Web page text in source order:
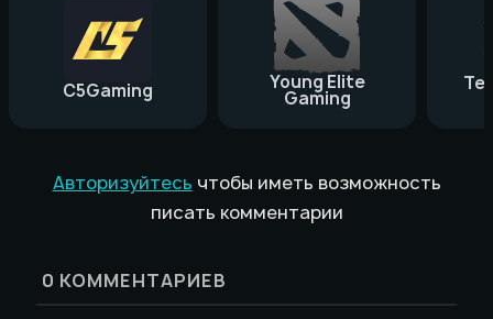
C5Gaming Young Elite
Gaming
Авторизуйтесь чтобы иметь возможность
писать комментарии
0 КОММЕНТАРИЕВ